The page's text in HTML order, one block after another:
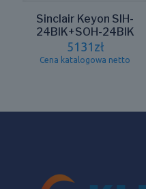
Sinclair Keyon SIH-
24BIK+SOH-24BIK
5131 zł
Cena katalogowa netto